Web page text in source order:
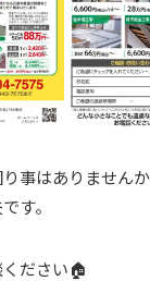
事はありませんか
す。
ださい🏠